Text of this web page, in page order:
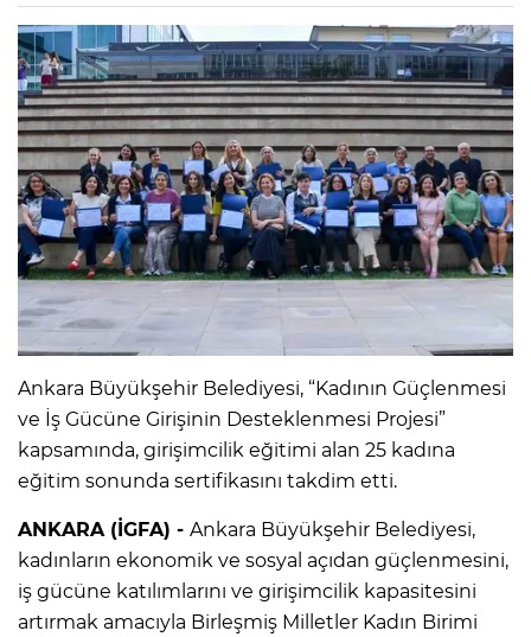
Ankara Büyükşehir Belediyesi, “Kadının Güçlenmesi
ve İş Gücüne Girişinin Desteklenmesi Projesi”
kapsamında, girişimcilik eğitimi alan 25 kadına
eğitim sonunda sertifikasını takdim etti.
ANKARA (İGFA) - Ankara Büyükşehir Belediyesi,
kadınların ekonomik ve sosyal açıdan güçlenmesini,
iş gücüne katılımlarını ve girişimcilik kapasitesini
artırmak amacıyla Birleşmiş Milletler Kadın Birimi